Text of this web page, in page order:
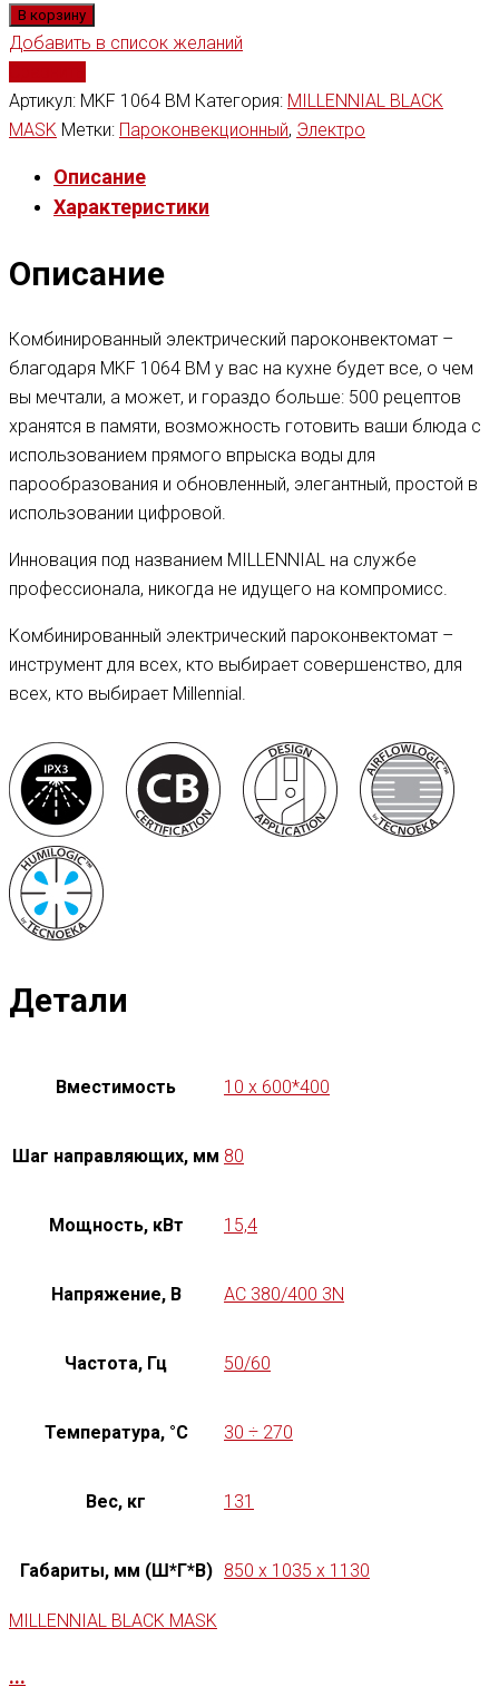
В корзину
Добавить в список желаний
Артикул: MKF 1064 BM Категория: MILLENNIAL BLACK
MASK Метки: Пароконвекционный, Электро
Описание
Характеристики
Описание
Комбинированный электрический пароконвектомат –
благодаря MKF 1064 BM у вас на кухне будет все, о чем
вы мечтали, а может, и гораздо больше: 500 рецептов
хранятся в памяти, возможность готовить ваши блюда с
использованием прямого впрыска воды для
парообразования и обновленный, элегантный, простой в
использовании цифровой.
Инновация под названием MILLENNIAL на службе
профессионала, никогда не идущего на компромисс.
Комбинированный электрический пароконвектомат –
инструмент для всех, кто выбирает совершенство, для
всех, кто выбирает Millennial.
Детали
Вместимость 10 x 600*400
Шаг направляющих, мм 80
Мощность, кВт 15,4
Напряжение, В AC 380/400 3N
Частота, Гц 50/60
Температура, °C 30 ÷ 270
Вес, кг 131
Габариты, мм (Ш*Г*В) 850 x 1035 x 1130
MILLENNIAL BLACK MASK
...